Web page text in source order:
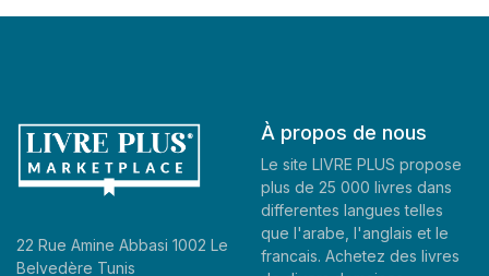
22 Rue Amine Abbasi 1002 Le
Belvedère Tunis
À propos de nous
Le site LIVRE PLUS propose
plus de 25 000 livres dans
differentes langues telles
que l'arabe, l'anglais et le
francais. Achetez des livres